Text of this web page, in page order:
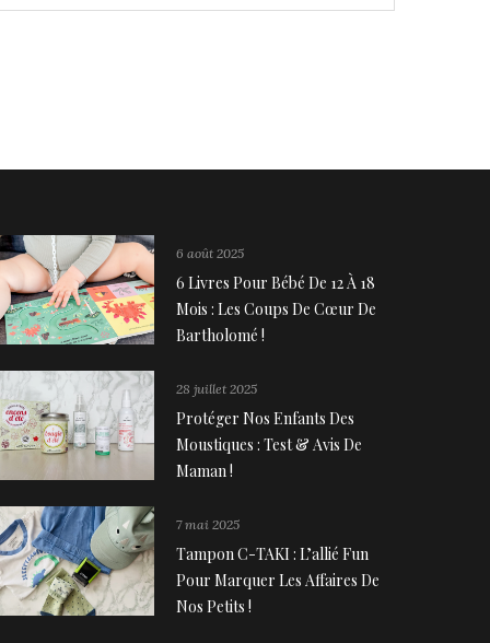
6 août 2025
6 Livres Pour Bébé De 12 À 18
Mois : Les Coups De Cœur De
Bartholomé !
28 juillet 2025
Protéger Nos Enfants Des
Moustiques : Test & Avis De
Maman !
7 mai 2025
Tampon C-TAKI : L’allié Fun
Pour Marquer Les Affaires De
Nos Petits !